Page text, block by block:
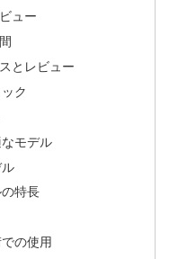
ュー
とレビュー
ク
モデル
特長
の使用